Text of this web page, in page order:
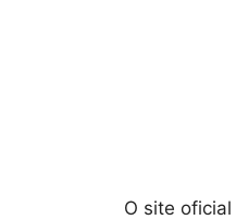
O site oficial